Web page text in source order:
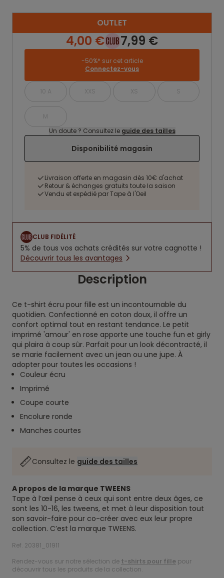
OUTLET
4,00 € 7,99 €
-50%* sur cet article
Connectez-vous
10 A XXS XS S
M
Un doute ? Consultez le guide des tailles
Disponibilité magasin
Livraison offerte en magasin dès 10€ d'achat
Retour & échanges gratuits toute la saison
Vendu et expédié par Tape à l'Oeil
CLUB FIDÉLITÉ
5% de tous vos achats crédités sur votre cagnotte !
Découvrir tous les avantages
Description
Ce t-shirt écru pour fille est un incontournable du
quotidien. Confectionné en coton doux, il offre un
confort optimal tout en restant tendance. Le petit
imprimé 'amour' en rose apporte une touche fun et girly
qui plaira à coup sûr. Parfait pour un look décontracté, il
se marie facilement avec un jean ou une jupe. À
adopter pour toutes les occasions !
Couleur écru
Imprimé
Coupe courte
Encolure ronde
Manches courtes
Consultez le guide des tailles
A propos de la marque TWEENS
Tape à l’œil pense à ceux qui sont entre deux âges, ce
sont les 10-16, les tweens, et met à leur disposition tout
son savoir-faire pour co-créer avec eux leur propre
collection. C’est la marque TWEENS.
Ref. 20381_01911
Rendez-vous sur notre sélection de t-shirts pour fille pour
découvrir tous les produits de la collection.